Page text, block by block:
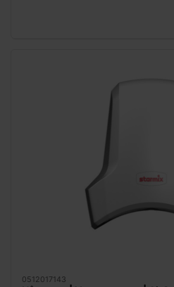
0512017143